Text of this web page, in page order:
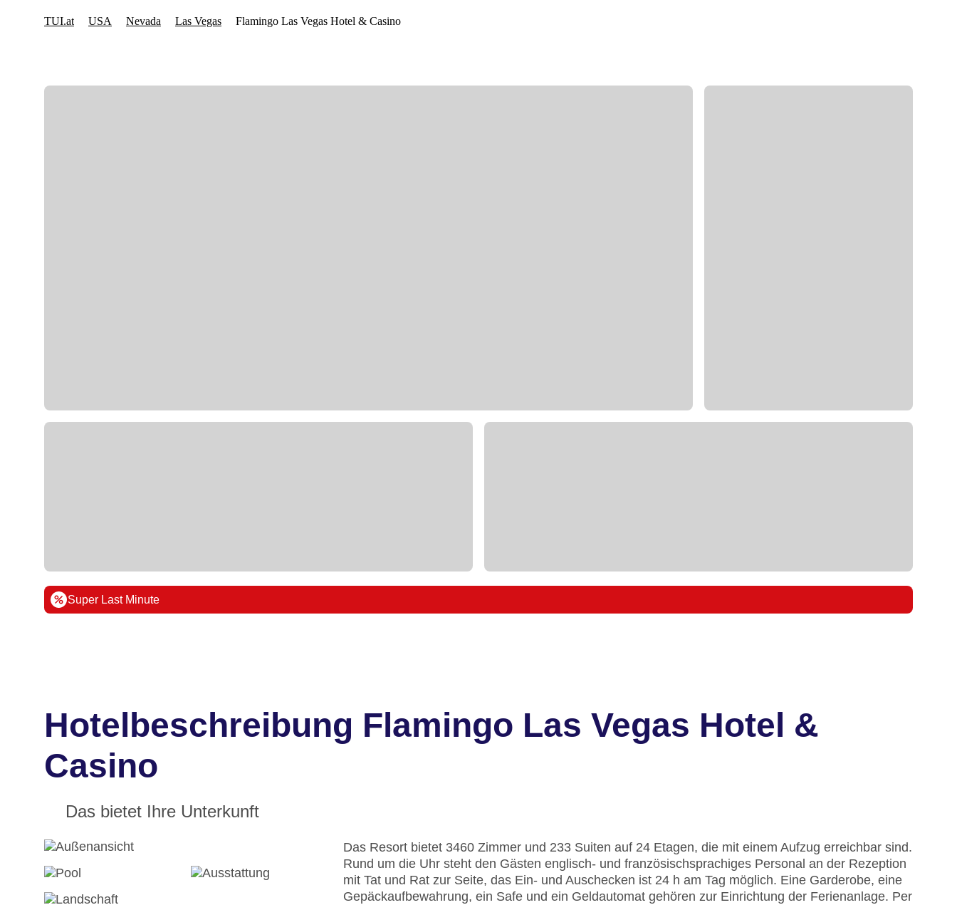
Super Last Minute
Hotelbeschreibung Flamingo Las Vegas Hotel &
Casino
Das bietet Ihre Unterkunft
Das Resort bietet 3460 Zimmer und 233 Suiten auf 24 Etagen, die mit einem Aufzug erreichbar sind.
Rund um die Uhr steht den Gästen englisch- und französischsprachiges Personal an der Rezeption
mit Tat und Rat zur Seite, das Ein- und Auschecken ist 24 h am Tag möglich. Eine Garderobe, eine
Gepäckaufbewahrung, ein Safe und ein Geldautomat gehören zur Einrichtung der Ferienanlage. Per